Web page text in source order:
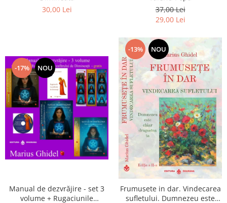
30,00 Lei
37,00 Lei
29,00 Lei
-17% NOU
Manual de dezvrăjire - set 3
volume + Rugaciunile
-13% NOU
Frumusete in dar. Vindecarea
sufletului. Dumnezeu este